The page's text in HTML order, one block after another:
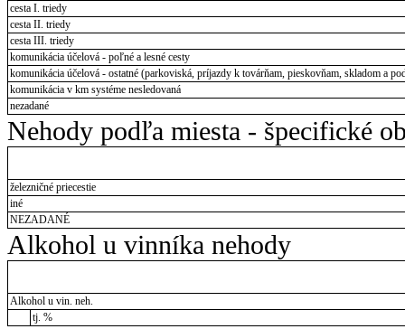
cesta I. triedy
cesta II. triedy
cesta III. triedy
komunikácia účelová - poľné a lesné cesty
komunikácia účelová - ostatné (parkoviská, príjazdy k továrňam, pieskovňam, skladom a
komunikácia v km systéme nesledovaná
nezadané
Nehody podľa miesta - špecifické
železničné priecestie
iné
NEZADANÉ
Alkohol u vinníka nehody
Alkohol u vin. neh.
tj. %